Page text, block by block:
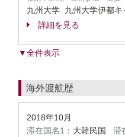
九州大学 九州大学伊都キ
詳細を見る
▼全件表示
海外渡航歴
2018年10月
滞在国名1： 大韓民国 滞